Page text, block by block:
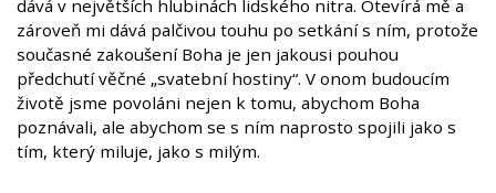
dává v největších hlubinách lidského nitra. Otevírá mě a
zároveň mi dává palčivou touhu po setkání s ním, protože
současné zakoušení Boha je jen jakousi pouhou
předchutí věčné „svatební hostiny“. V onom budoucím
životě jsme povoláni nejen k tomu, abychom Boha
poznávali, ale abychom se s ním naprosto spojili jako s
tím, který miluje, jako s milým.